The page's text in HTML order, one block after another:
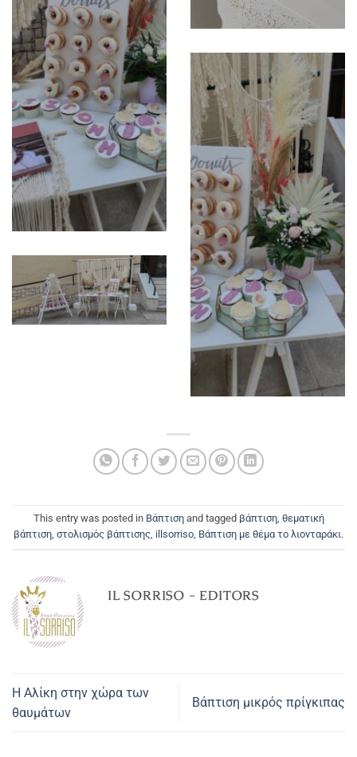
This entry was posted in Βάπτισηand tagged βάπτιση, θεματική
βάπτιση στολισμός βάπτισης illsorriso Βάπτιση με θέμα το λιονταράκι.
IL SORRISO - EDITORS
Η Αλίκη στην χώρα των
θαυμάτων
Βάπτιση μικρός πρίγκιπας